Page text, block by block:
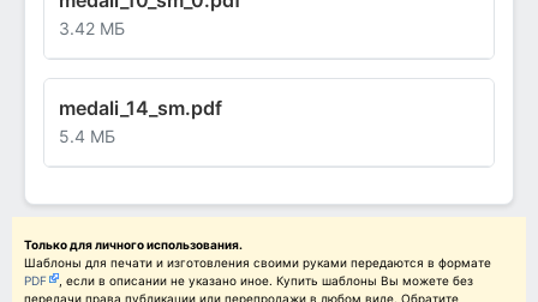
3.42 МБ
medali_14_sm.pdf
5.4 МБ
Только для личного использования.
Шаблоны для печати и изготовления своими руками передаются в формате
PDF
, если в описании не указано иное. Купить шаблоны Вы можете без
передачи права публикации или перепродажи в любом виде. Обратите